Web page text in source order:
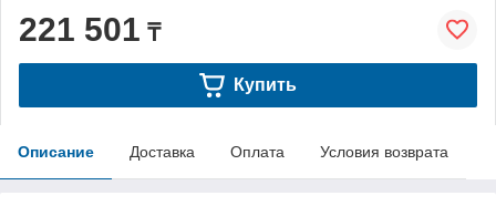
221 501 ₸
Купить
Описание Доставка Оплата Условия возврата